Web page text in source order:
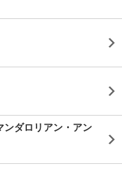
ンダロリアン・アン